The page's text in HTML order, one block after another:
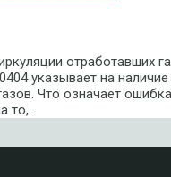
отработавших
указывает на
Что означает
то,…